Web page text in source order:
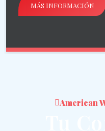
MÁS INFORMACIÓN
American